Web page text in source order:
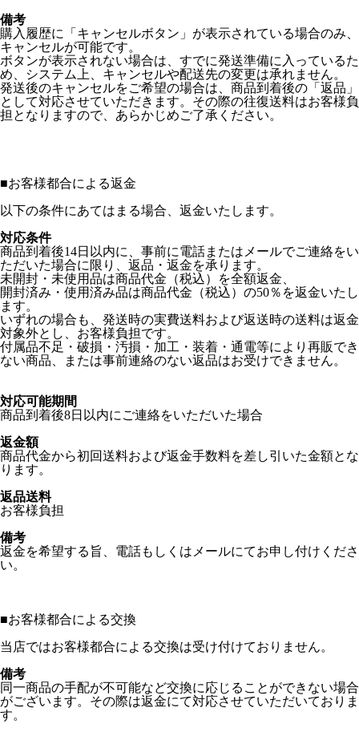
備考
購入履歴に「キャンセルボタン」が表示されている場合のみ、
キャンセルが可能です。
ボタンが表示されない場合は、すでに発送準備に入っているた
め、システム上、キャンセルや配送先の変更は承れません。
発送後のキャンセルをご希望の場合は、商品到着後の「返品」
として対応させていただきます。その際の往復送料はお客様負
担となりますので、あらかじめご了承ください。
■お客様都合による返金
以下の条件にあてはまる場合、返金いたします。
対応条件
商品到着後14日以内に、事前に電話またはメールでご連絡をい
ただいた場合に限り、返品・返金を承ります。
未開封・未使用品は商品代金（税込）を全額返金、
開封済み・使用済み品は商品代金（税込）の50％を返金いたし
ます。
いずれの場合も、発送時の実費送料および返送時の送料は返金
対象外とし、お客様負担です。
付属品不足・破損・汚損・加工・装着・通電等により再販でき
ない商品、または事前連絡のない返品はお受けできません。
対応可能期間
商品到着後8日以内にご連絡をいただいた場合
返金額
商品代金から初回送料および返金手数料を差し引いた金額とな
ります。
返品送料
お客様負担
備考
返金を希望する旨、電話もしくはメールにてお申し付けくださ
い。
■お客様都合による交換
当店ではお客様都合による交換は受け付けておりません。
備考
同一商品の手配が不可能など交換に応じることができない場合
がございます。その際は返金にて対応させていただいておりま
す。